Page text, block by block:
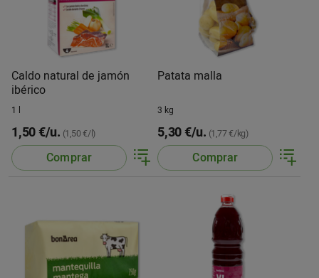
Caldo natural de jamón
ibérico
1 l
1,50 €/u. (1,50 €/l)
Comprar
Patata malla
3 kg
5,30 €/u. (1,77 €/kg)
Comprar